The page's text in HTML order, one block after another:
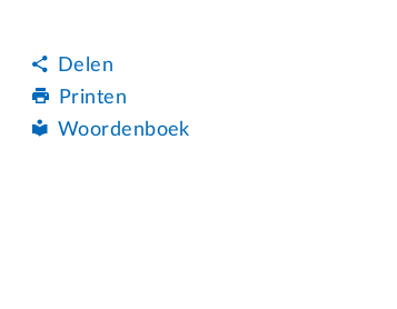
Delen
Printen
Woordenboek